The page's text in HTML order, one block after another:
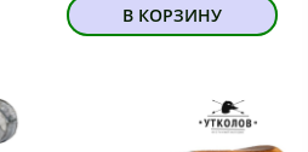
В КОРЗИНУ